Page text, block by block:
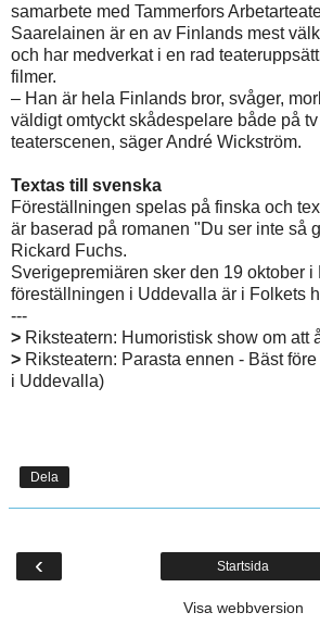
samarbete med Tammerfors
Saarelainen är en av Finlands mest
och har medverkat i en rad
filmer.
– Han är hela Finlands bror, svåger,
väldigt omtyckt skådespelare både på
teaterscenen, säger André Wickström.
Textas till svenska
Föreställningen spelas på finska och
är baserad på romanen "Du ser inte så
Rickard Fuchs.
Sverigepremiären sker den 19 oktober i
föreställningen i Uddevalla är i Folkets
---
> Riksteatern: Humoristisk show om att
> Riksteatern: Parasta ennen - Bäst före
i Uddevalla)
Dela
‹ Startsida
Visa webbversion